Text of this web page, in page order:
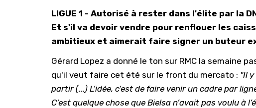
LIGUE 1 - Autorisé à rester dans l'élite par la
Et s'il va devoir vendre pour renflouer les
ambitieux et aimerait faire signer un buteur
Gérard Lopez a donné le ton sur RMC la semaine
qu'il veut faire cet été sur le front du mercato : "Il
partir (...) L’idée, c’est de faire venir un cadre par
C’est quelque chose que Bielsa n’avait pas voulu à